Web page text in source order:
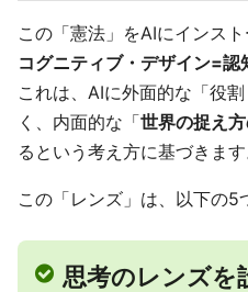
この「憲法」をAIにインス
コグニティブ・デザイン=認
これは、AIに外面的な「役
く、内面的な「世界の捉え
るという考え方に基づきます
この「レンズ」は、以下の5
思考のレンズを